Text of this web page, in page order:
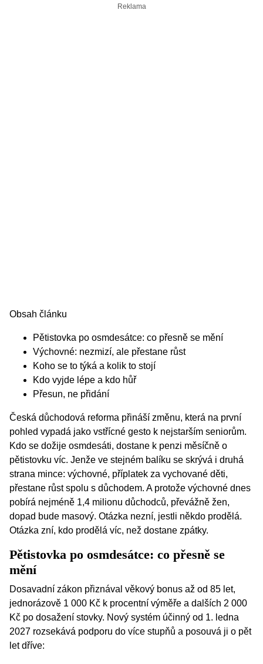
Obsah článku
Pětistovka po osmdesátce: co přesně se mění
Výchovné: nezmizí, ale přestane růst
Koho se to týká a kolik to stojí
Kdo vyjde lépe a kdo hůř
Přesun, ne přidání
Česká důchodová reforma přináší změnu, která na první
pohled vypadá jako vstřícné gesto k nejstarším seniorům.
Kdo se dožije osmdesáti, dostane k penzi měsíčně o
pětistovku víc. Jenže ve stejném balíku se skrývá i druhá
strana mince: výchovné, příplatek za vychované děti,
přestane růst spolu s důchodem. A protože výchovné dnes
pobírá nejméně 1,4 milionu důchodců, převážně žen,
dopad bude masový. Otázka nezní, jestli někdo prodělá.
Otázka zní, kdo prodělá víc, než dostane zpátky.
Pětistovka po osmdesátce: co přesně se
mění
Dosavadní zákon přiznával věkový bonus až od 85 let,
jednorázově 1 000 Kč k procentní výměře a dalších 2 000
Kč po dosažení stovky. Nový systém účinný od 1. ledna
2027 rozsekává podporu do více stupňů a posouvá ji o pět
let dříve: